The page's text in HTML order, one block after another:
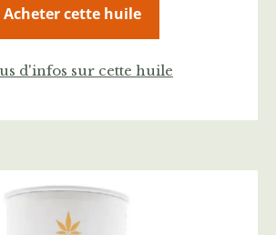
Acheter cette huile
d'infos sur cette huile